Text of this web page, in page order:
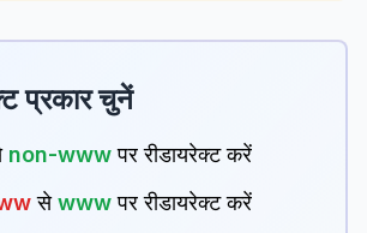
प्रकार चुनें
non-wwwपर रीडायरेक्ट करें
सेwwwपर रीडायरेक्ट करें